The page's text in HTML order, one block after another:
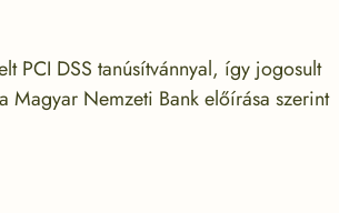
PCI DSS tanúsítvánnyal, így jogosult
Magyar Nemzeti Bank előírása szerint